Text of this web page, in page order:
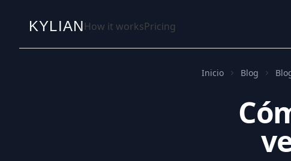
KYLIANHow it worksPricing
Inicio Blog